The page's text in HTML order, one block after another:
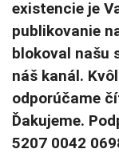
existencie je
publikovanie
blokoval našu
náš kanál.
odporúčame
Ďakujeme.
5207 0042